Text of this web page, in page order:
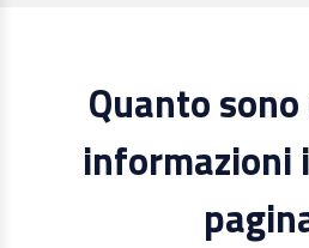
Quanto
informazioni